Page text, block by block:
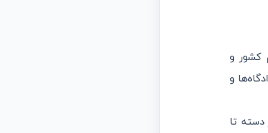
كشور و
و
دسته تا